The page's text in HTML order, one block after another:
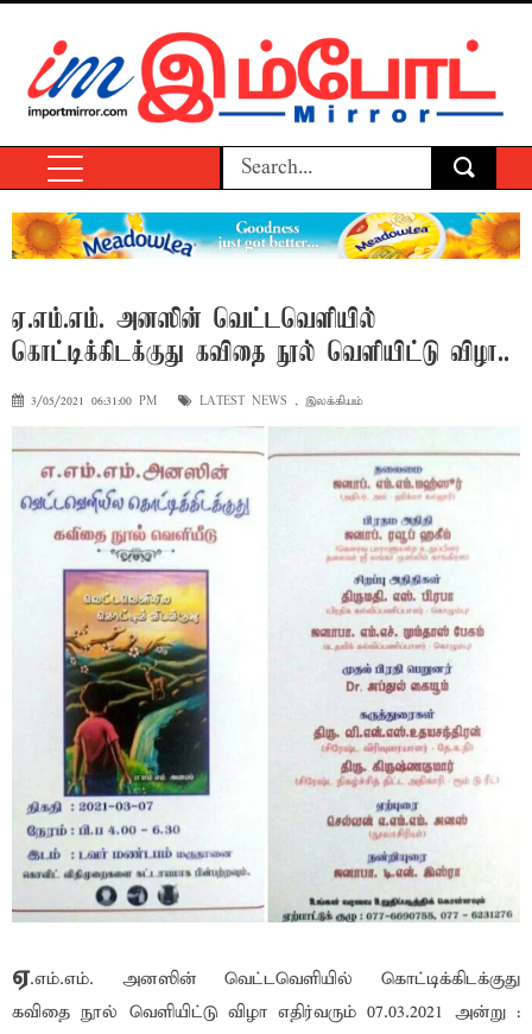
ஏ.எம்.எம். அனஸின் வெட்டவெளியில்
கொட்டிக்கிடக்குது கவிதை நூல் வெளியிட்டு விழா..
3/05/2021 06:31:00 PM LATEST NEWS , இலக்கியம்
ஏ.எம்.எம். அனஸின் வெட்டவெளியில் கொட்டிக்கிடக்குது
கவிதை நூல் வெளியிட்டு விழா எதிர்வரும் 07.03.2021 அன்று :